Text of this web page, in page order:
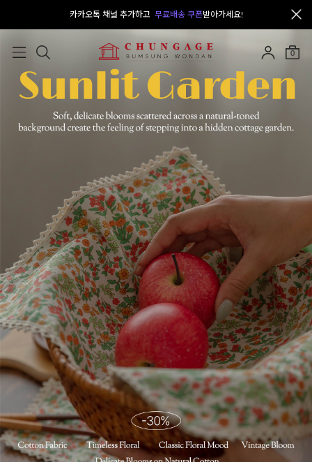
카카오톡 채널 추가하고 무료배송 쿠폰받아가세요!
0
오늘출발 자체제작 면 부자재